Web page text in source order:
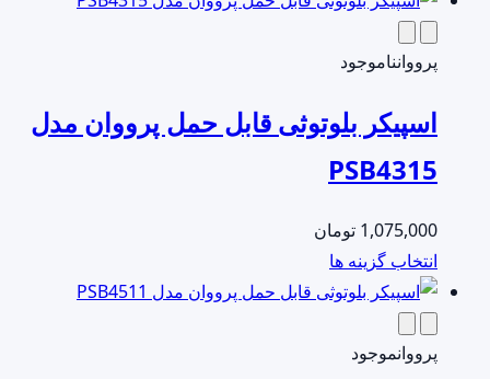
پرووانناموجود
اسپیکر بلوتوثی قابل حمل پرووان مدل
PSB4315
1,075,000 تومان
انتخاب گزینه ها
محصول
پرووانموجود